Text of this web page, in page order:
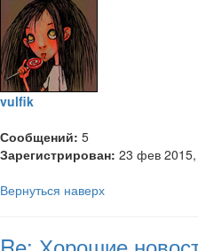
vulfik
Сообщений: 5
Зарегистрирован: 23 фев
Вернуться наверх